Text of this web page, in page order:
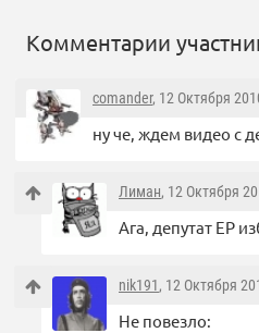
Комментарии
comander, 12 Октября
ну че, ждем видео с
Лиман, 12 Октября
Ага, депутат ЕР
nik191, 12 Октября
Не повезло: